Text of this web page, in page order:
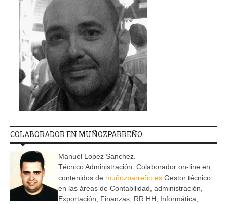
COLABORADOR EN MUÑOZPARREÑO
Manuel Lopez Sanchez.
Técnico Administración. Colaborador on-line en
contenidos de muñozparreño.es Gestor técnico
en las áreas de Contabilidad, administración,
Exportación, Finanzas, RR.HH, Informática,